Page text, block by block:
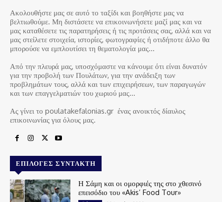
Ακολουθήστε μας σε αυτό το ταξίδι και βοηθήστε μας να
βελτιωθούμε. Μη διστάσετε να επικοινωνήσετε μαζί μας και να
μας καταθέσετε τις παρατηρήσεις ή τις προτάσεις σας, αλλά και να
μας στείλετε στοιχεία, ιστορίες, φωτογραφίες ή οτιδήποτε άλλο θα
μπορούσε να εμπλουτίσει τη θεματολογία μας…
Από την πλευρά μας, υποσχόμαστε να κάνουμε ότι είναι δυνατόν
για την προβολή των Πουλάτων, για την ανάδειξη των
προβλημάτων τους, αλλά και των επιχειρήσεων, των παραγωγών
και των επαγγελματιών του χωριού μας…
Ας γίνει το poulatakefalonias.gr ένας ανοικτός δίαυλος
επικοινωνίας για όλους μας.
ΕΠΙΛΟΓΈΣ ΣΥΝΤΆΚΤΗ
Η Σάμη και οι ομορφιές της στο χθεσινό
επεισόδιο του «Akis’ Food Tour»